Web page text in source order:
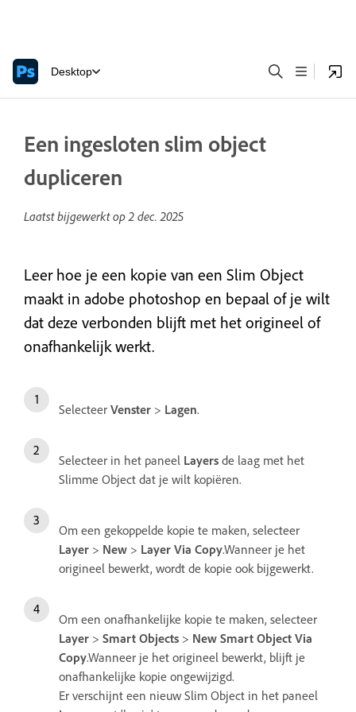
Desktop
Een ingesloten slim object
dupliceren
Laatst bijgewerkt op2 dec. 2025
Leer hoe je een kopie van een Slim Object
maakt in adobe photoshop en bepaal of je wilt
dat deze verbonden blijft met het origineel of
onafhankelijk werkt.
Selecteer Venster > Lagen.
Selecteer in het paneel Layers de laag met het
Slimme Object dat je wilt kopiëren.
Om een gekoppelde kopie te maken, selecteer
Layer > New > Layer Via Copy.Wanneer je het
origineel bewerkt, wordt de kopie ook bijgewerkt.
Om een onafhankelijke kopie te maken, selecteer
Layer > Smart Objects > New Smart Object Via
Copy.Wanneer je het origineel bewerkt, blijft je
onafhankelijke kopie ongewijzigd.
Er verschijnt een nieuw Slim Object in het paneel